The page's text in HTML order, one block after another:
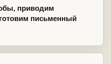
приводим
письменный